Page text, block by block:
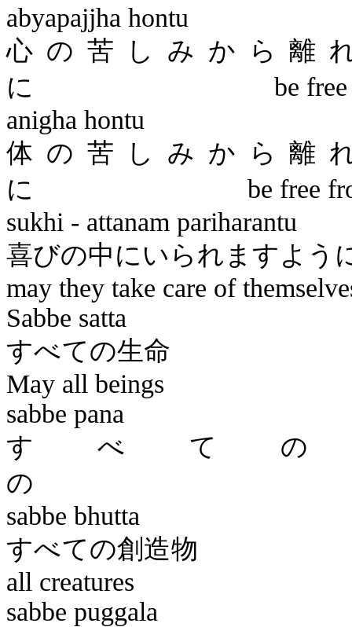
abyapajjha hontu
心の苦しみから離
に be
anigha hontu
体の苦しみから離
に be free
sukhi - attanam pariharantu
喜びの中に
may they take care of
Sabbe satta
すべ
May all beings
sabbe pana
すべて
sabbe bhutta
すべて
all creatures
sabbe puggala